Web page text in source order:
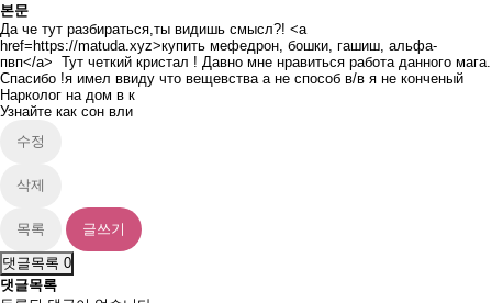
본문
Да че тут разбираться,ты видишь смысл?! <a
href=https://matuda.xyz>купить мефедрон, бошки, гашиш, альфа-
пвп</a> Тут четкий кристал ! Давно мне нравиться работа данного мага.
Спасибо !я имел ввиду что вещевства а не способ в/в я не конченый
Нарколог на дом в к
Узнайте как сон вли
수정
삭제
목록 글쓰기
댓글목록 0
댓글목록